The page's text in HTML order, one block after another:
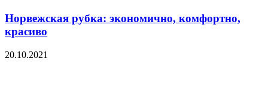
Норвежская рубка: экономично, комфортно,
красиво
20.10.2021